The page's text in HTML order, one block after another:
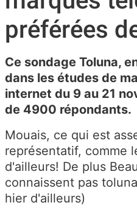
préférées
Ce sondage Toluna,
dans les études de
internet du 9 au 21
de 4900 répondants.
Mouais, ce qui est
représentatif, comme
d'ailleurs! De plus
connaissent pas
hier d'ailleurs)